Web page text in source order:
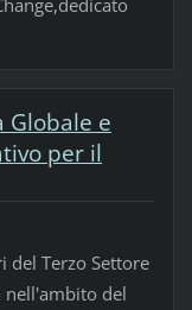
Globale e
per il
del Terzo Settore
nell'ambito del